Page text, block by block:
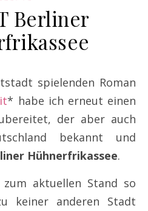
Berliner
spielenden Roman
* habe ich erneut einen
der aber auch
bekannt und
Hühnerfrikassee.
aktuellen Stand so
keiner anderen Stadt